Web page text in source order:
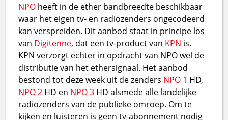
NPO heeft in de ether bandbreedte beschikbaar
waar het eigen tv- en radiozenders ongecodeerd
kan verspreiden. Dit aanbod staat in principe los
van Digitenne, dat een tv-product van KPN is.
KPN verzorgt echter in opdracht van NPO wel de
distributie van het ethersignaal. Het aanbod
bestond tot deze week uit de zenders NPO 1 HD,
NPO 2 HD en NPO 3 HD alsmede alle landelijke
radiozenders van de publieke omroep. Om te
kijken en luisteren is geen tv-abonnement nodig